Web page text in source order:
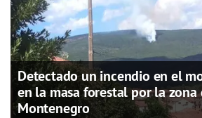
Detectado un incendio en el
en la masa forestal por la zona
Montenegro